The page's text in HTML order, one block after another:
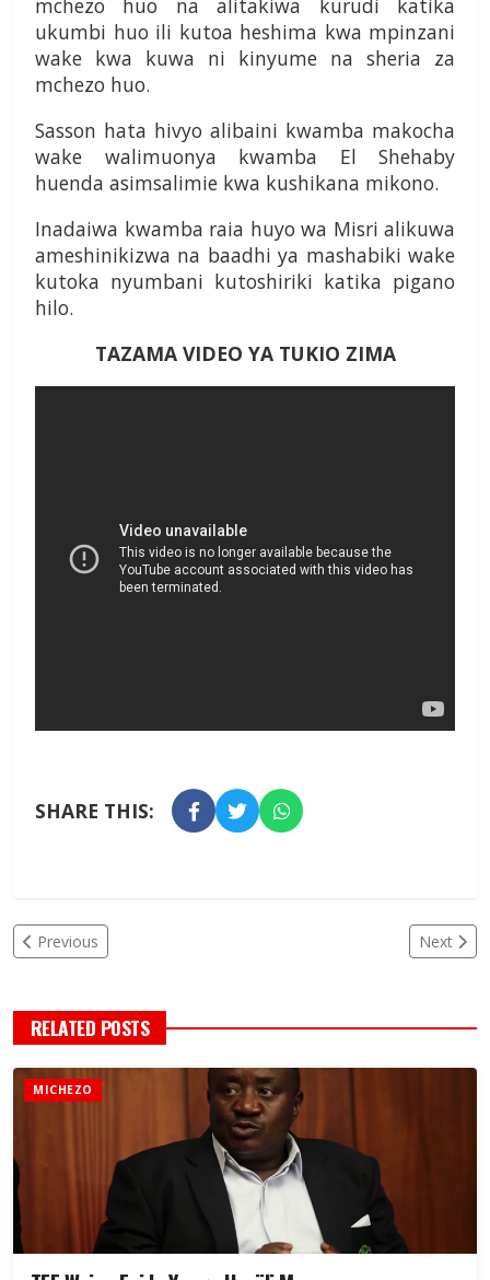
mchezo huo na alitakiwa kurudi katika
ukumbi huo ili kutoa heshima kwa mpinzani
wake kwa kuwa ni kinyume na sheria za
mchezo huo.
Sasson hata hivyo alibaini kwamba makocha
wake walimuonya kwamba El Shehaby
huenda asimsalimie kwa kushikana mikono.
Inadaiwa kwamba raia huyo wa Misri alikuwa
ameshinikizwa na baadhi ya mashabiki wake
kutoka nyumbani kutoshiriki katika pigano
hilo.
TAZAMA VIDEO YA TUKIO ZIMA
SHARE THIS:
Previous Next
RELATED POSTS
MICHEZO